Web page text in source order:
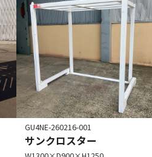
GU4NE-260216-001
サンクロスター